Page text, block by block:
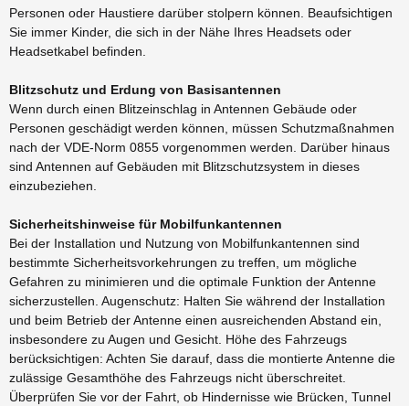
Personen oder Haustiere darüber stolpern können. Beaufsichtigen
Sie immer Kinder, die sich in der Nähe Ihres Headsets oder
Headsetkabel befinden.
Blitzschutz und Erdung von Basisantennen
Wenn durch einen Blitzeinschlag in Antennen Gebäude oder
Personen geschädigt werden können, müssen Schutzmaßnahmen
nach der VDE-Norm 0855 vorgenommen werden. Darüber hinaus
sind Antennen auf Gebäuden mit Blitzschutzsystem in dieses
einzubeziehen.
Sicherheitshinweise für Mobilfunkantennen
Bei der Installation und Nutzung von Mobilfunkantennen sind
bestimmte Sicherheitsvorkehrungen zu treffen, um mögliche
Gefahren zu minimieren und die optimale Funktion der Antenne
sicherzustellen. Augenschutz: Halten Sie während der Installation
und beim Betrieb der Antenne einen ausreichenden Abstand ein,
insbesondere zu Augen und Gesicht. Höhe des Fahrzeugs
berücksichtigen: Achten Sie darauf, dass die montierte Antenne die
zulässige Gesamthöhe des Fahrzeugs nicht überschreitet.
Überprüfen Sie vor der Fahrt, ob Hindernisse wie Brücken, Tunnel